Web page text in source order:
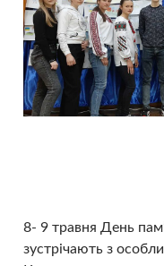
8- 9 травня День
зустрічають з